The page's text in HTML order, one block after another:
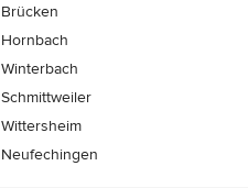
Brücken
Hornbach
Winterbach
Schmittweiler
Wittersheim
Neufechingen